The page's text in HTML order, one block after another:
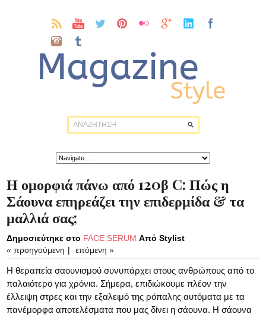
Η ομορφιά πάνω από 120β C: Πώς η
Σάουνα επηρεάζει την επιδερμίδα & τα
μαλλιά σας;
Δημοσιεύτηκε στο FACE SERUM Από Stylist
« προηγούμενη | επόμενη »
Η θεραπεία σαουνισμού συνυπάρχει στους ανθρώπους από το
παλαιότερο για χρόνια. Σήμερα, επιδιώκουμε πλέον την
έλλειψη στρες και την εξαλειμό της ρόπαλης αυτόματα με τα
πανέμορφα αποτελέσματα που μας δίνει η σάουνα. Η σάουνα